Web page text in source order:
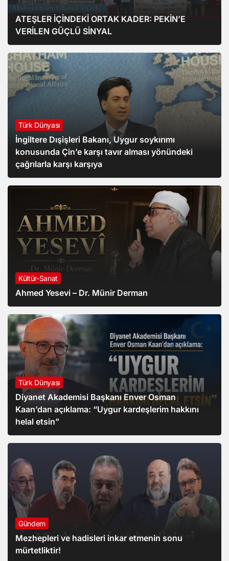
ATEŞLER İÇİNDEKİ ORTAK KADER: PEKİN’E
VERİLEN GÜÇLÜ SİNYAL
Türk Dünyası
İngiltere Dışişleri Bakanı, Uygur soykırımı
konusunda Çin’e karşı tavır alması yönündeki
çağrılarla karşı karşıya
Kültür-Sanat
Ahmed Yesevi – Dr. Münir Derman
Türk Dünyası
Diyanet Akademisi Başkanı Enver Osman
Kaan’dan açıklama: “Uygur kardeşlerim hakkını
helal etsin”
Gündem
Mezhepleri ve hadisleri inkar etmenin sonu
mürtetliktir!